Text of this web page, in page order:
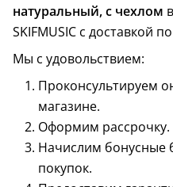
натуральный, с чехлом
SKIFMUSIC с доставкой
Мы с удовольствием:
Проконсультируем
магазине.
Оформим рассрочку.
Начислим бонусные
покупок.